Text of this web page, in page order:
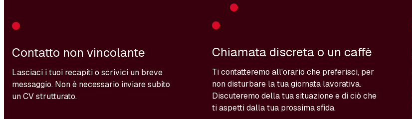
Contatto non vincolante
Lasciaci i tuoi recapiti o scrivici un breve
messaggio. Non è necessario inviare subito
un CV strutturato.
Chiamata discreta o un caffè
Ti contatteremo all'orario che preferisci, per
non disturbare la tua giornata lavorativa.
Discuteremo della tua situazione e di ciò che
ti aspetti dalla tua prossima sfida.